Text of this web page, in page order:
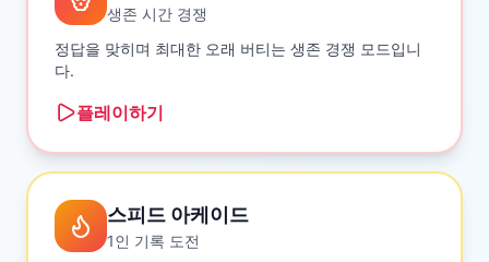
생존 시간 경쟁
정답을 맞히며 최대한 오래 버티는 생존 경쟁 모드입니
다.
플레이하기
스피드 아케이드
1인 기록 도전